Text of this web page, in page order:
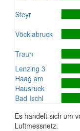
Steyr
Vöcklabruck
Traun
Lenzing 3
Haag am
Hausruck
Bad Ischl
Es handelt sich um
Luftmessnetz.